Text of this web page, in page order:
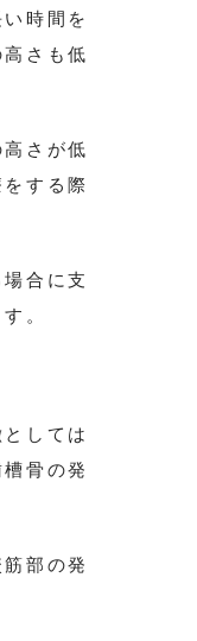
時間を
さも低
さが低
する際
合に支
。
しては
骨の発
部の発